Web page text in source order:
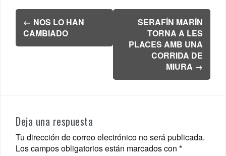
Navegación
de
entradas
← NOS LO HAN
CAMBIADO
SERAFÍN MARÍN
TORNA A LES
PLACES AMB UNA
CORRIDA DE
MIURA →
Deja una respuesta
Tu dirección de correo electrónico no será publicada.
Los campos obligatorios están marcados con *